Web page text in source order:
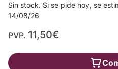
Sin stock. Si se pide hoy, se
14/08/26
PVP. 11,50€